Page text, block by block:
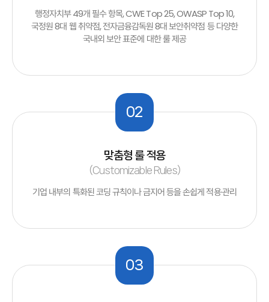
행정자치부 49개 필수 항목, CWE Top 25, OWASP Top 10,
국정원 8대 웹 취약점, 전자금융감독원 8대 보안취약점 등 다양한
국내외 보안 표준에 대한 룰 제공
02
맞춤형 룰 적용
(Customizable Rules)
기업 내부의 특화된 코딩 규칙이나 금지어 등을 손쉽게 적용·관리
03